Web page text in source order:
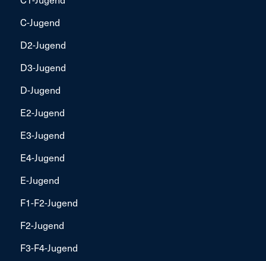
C-Jugend
D2-Jugend
D3-Jugend
D-Jugend
E2-Jugend
E3-Jugend
E4-Jugend
E-Jugend
F1-F2-Jugend
F2-Jugend
F3-F4-Jugend